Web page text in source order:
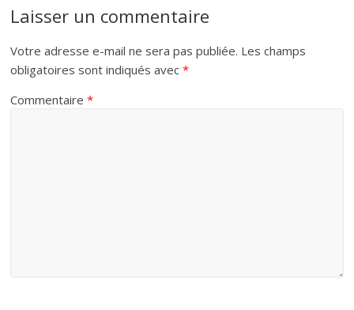
Laisser un commentaire
Votre adresse e-mail ne sera pas publiée. Les champs
obligatoires sont indiqués avec*
Commentaire*